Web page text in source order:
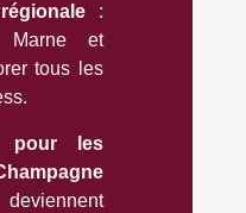
:
Marne et
tous les
pour les